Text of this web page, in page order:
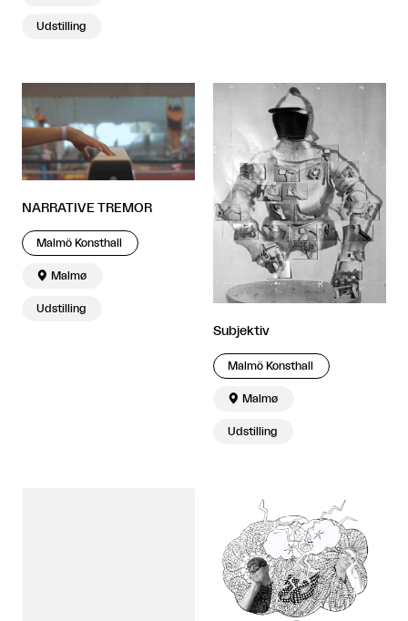
Udstilling
NARRATIVE TREMOR
Malmö Konsthall
 Malmø
Udstilling
Subjektiv
Malmö Konsthall
 Malmø
Udstilling